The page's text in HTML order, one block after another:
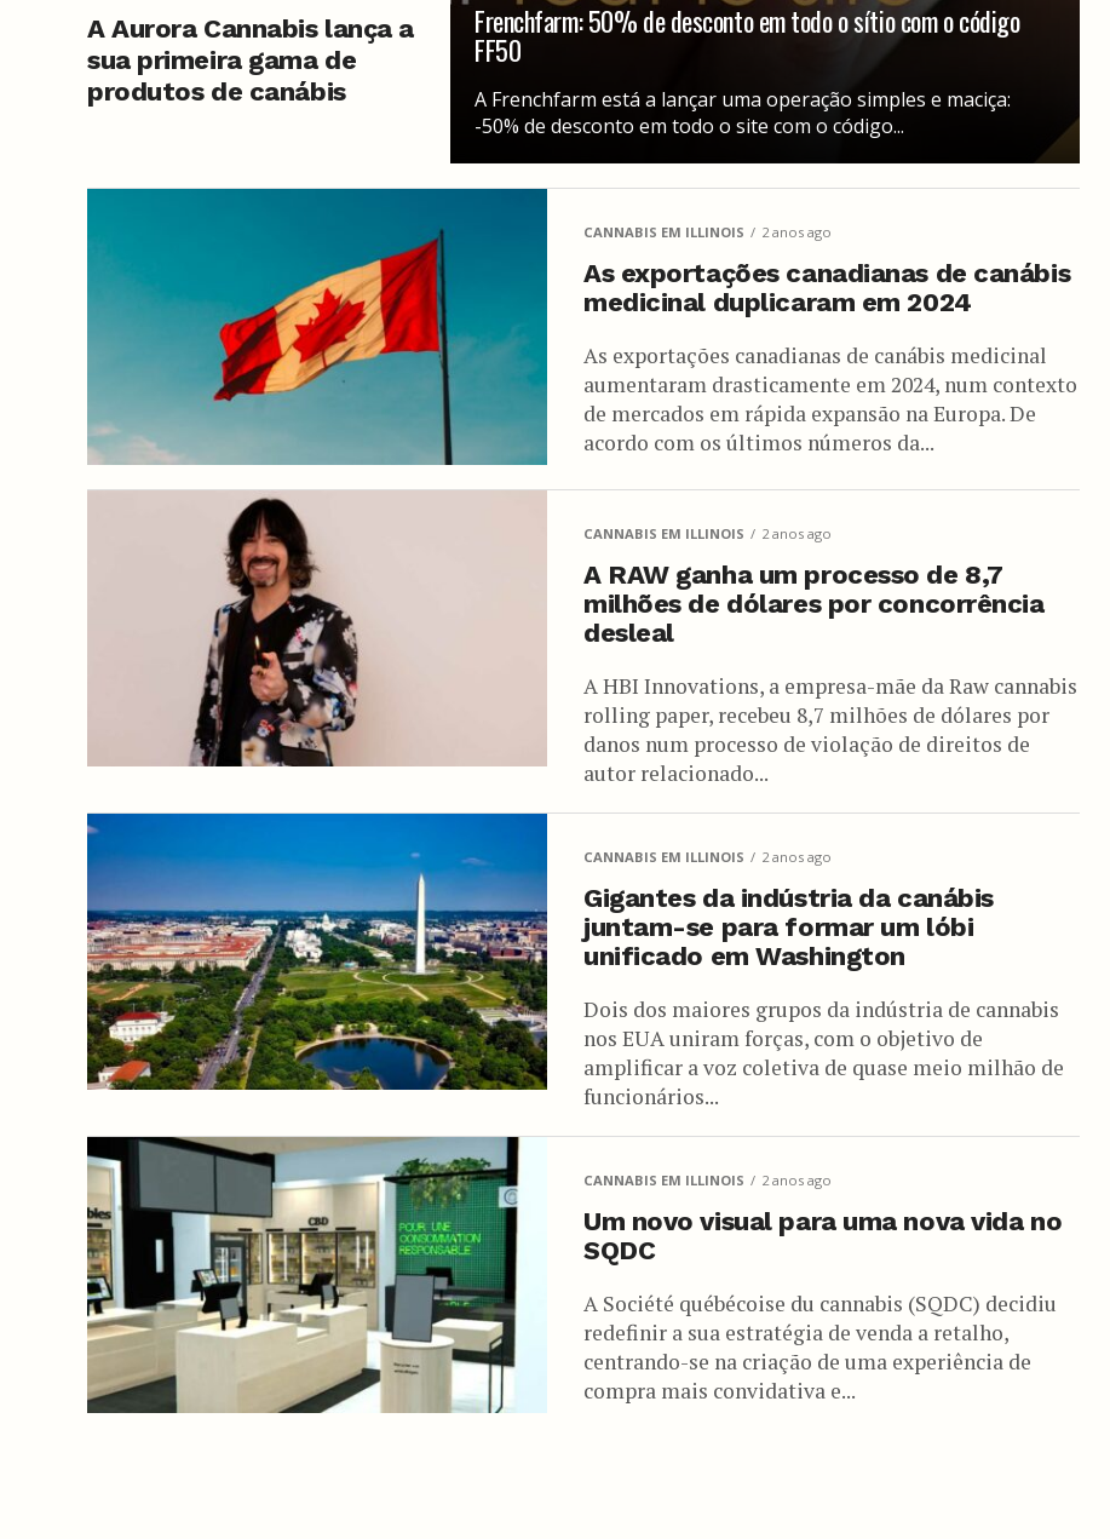
Frenchfarm: 50% de desconto em todo o sítio com o código
FF50
A Frenchfarm está a lançar uma operação simples e maciça:
-50% de desconto em todo o site com o código...
A Aurora Cannabis lança a
sua primeira gama de
produtos de canábis
CANNABIS EM ILLINOIS 2 anos ago
As exportações canadianas de canábis
medicinal duplicaram em 2024
As exportações canadianas de canábis medicinal
aumentaram drasticamente em 2024, num contexto
de mercados em rápida expansão na Europa. De
acordo com os últimos números da...
CANNABIS EM ILLINOIS 2 anos ago
A RAW ganha um processo de 8,7
milhões de dólares por concorrência
desleal
A HBI Innovations, a empresa-mãe da Raw cannabis
rolling paper, recebeu 8,7 milhões de dólares por
danos num processo de violação de direitos de
autor relacionado...
CANNABIS EM ILLINOIS 2 anos ago
Gigantes da indústria da canábis
juntam-se para formar um lóbi
unificado em Washington
Dois dos maiores grupos da indústria de cannabis
nos EUA uniram forças, com o objetivo de
amplificar a voz coletiva de quase meio milhão de
funcionários...
CANNABIS EM ILLINOIS 2 anos ago
Um novo visual para uma nova vida no
SQDC
A Société québécoise du cannabis (SQDC) decidiu
redefinir a sua estratégia de venda a retalho,
centrando-se na criação de uma experiência de
compra mais convidativa e...